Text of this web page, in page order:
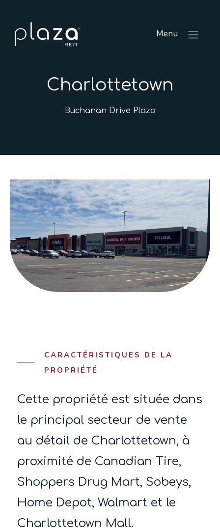
Menu
Charlottetown
Buchanan Drive Plaza
CARACTÉRISTIQUES DE LA
PROPRIÉTÉ
Cette propriété est située dans
le principal secteur de vente
au détail de Charlottetown, à
proximité de Canadian Tire,
Shoppers Drug Mart, Sobeys,
Home Depot, Walmart et le
Charlottetown Mall.